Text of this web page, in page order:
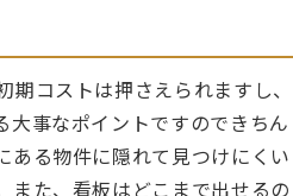
コストは押さえられますし、
大事なポイントですのできちん
ある物件に隠れて見つけにくい
また、看板はどこまで出せるの